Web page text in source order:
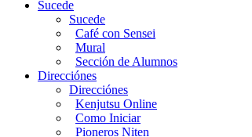
Sucede
Sucede
Café con Sensei
Mural
Sección de Alumnos
Direcciónes
Direcciónes
Kenjutsu Online
Como Iniciar
Pioneros Niten